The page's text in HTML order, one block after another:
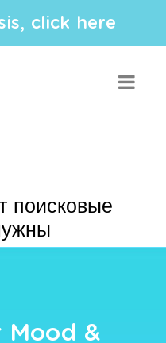
click here
поисковые
Mood &